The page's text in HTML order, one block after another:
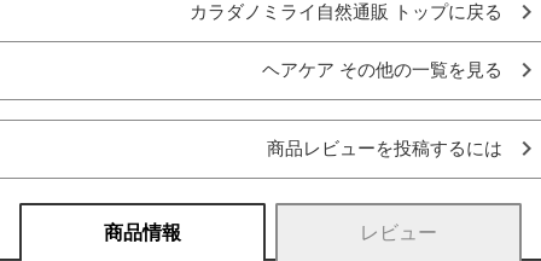
カラダノミライ自然通販 トップに戻る
ヘアケア その他の一覧を見る
商品レビューを投稿するには
商品情報 レビュー